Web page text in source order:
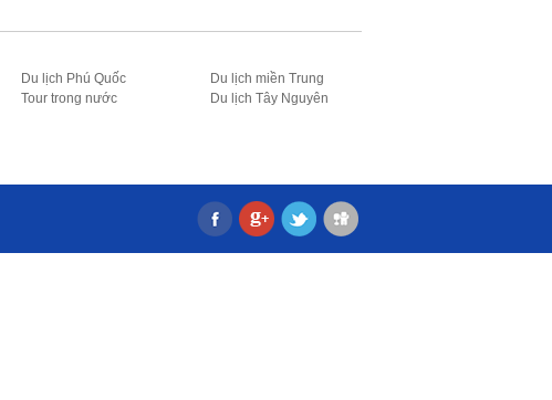
Du lịch Phú Quốc
Du lịch miền Trung
Tour trong nước
Du lịch Tây Nguyên